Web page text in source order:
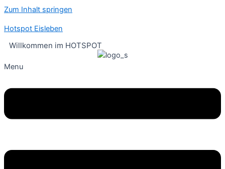
Zum Inhalt springen
Hotspot Eisleben
Willkommen im HOTSPOT
Menu